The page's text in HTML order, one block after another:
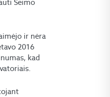
Seimo
ir nėra
2016
kad